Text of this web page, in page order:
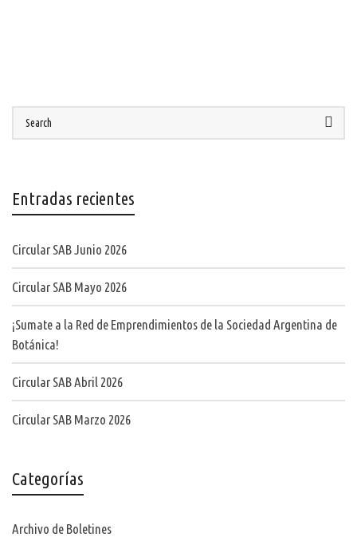
Entradas recientes
Circular SAB Junio 2026
Circular SAB Mayo 2026
¡Sumate a la Red de Emprendimientos de la Sociedad Argentina de
Botánica!
Circular SAB Abril 2026
Circular SAB Marzo 2026
Categorías
Archivo de Boletines